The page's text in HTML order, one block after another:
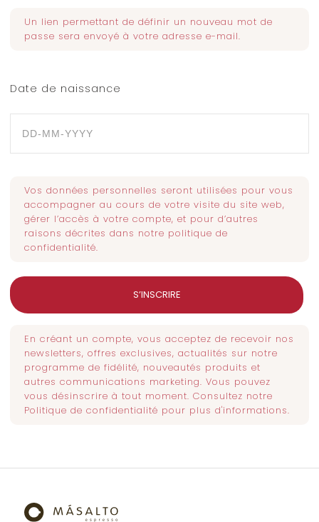
Un lien permettant de définir un nouveau mot de
passe sera envoyé à votre adresse e-mail.
Date de naissance
Vos données personnelles seront utilisées pour vous
accompagner au cours de votre visite du site web,
gérer l’accès à votre compte, et pour d’autres
raisons décrites dans notre politique de
confidentialité.
S’INSCRIRE
En créant un compte, vous acceptez de recevoir nos
newsletters, offres exclusives, actualités sur notre
programme de fidélité, nouveautés produits et
autres communications marketing. Vous pouvez
vous désinscrire à tout moment. Consultez notre
Politique de confidentialité pour plus d'informations.